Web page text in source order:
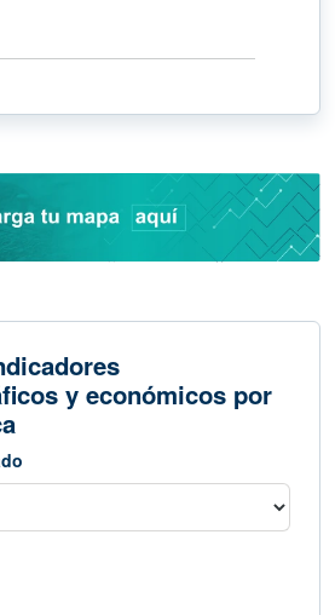
y económicos por